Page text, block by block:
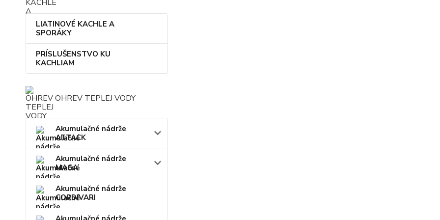
LIATINOVÉ KACHLE A
SPORÁKY
PRÍSLUŠENSTVO KU
KACHLIAM
OHREV TEPLEJ VODY
Akumulačné nádrže
ATTACK
Akumulačné nádrže
MAGA
Akumulačné nádrže
CORDIVARI